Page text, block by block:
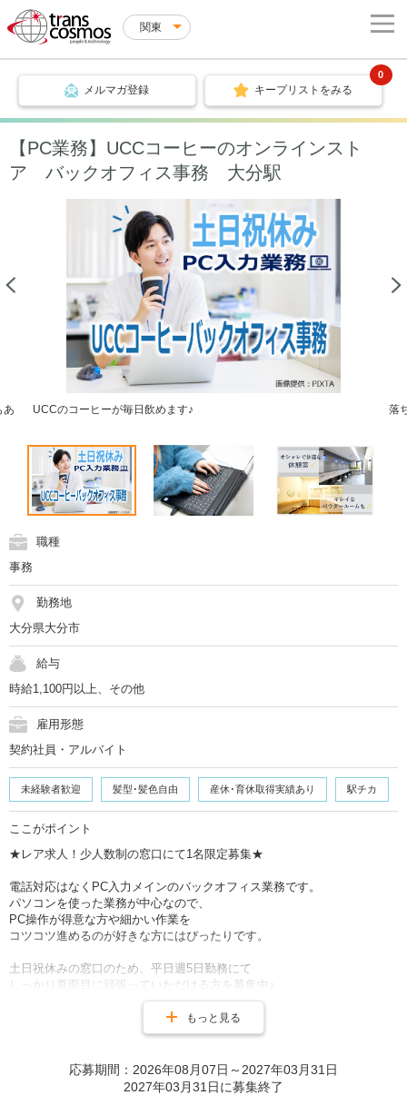
関東
メルマガ登録 キープリストをみる
0
【PC業務】UCCコーヒーのオンラインスト
ア バックオフィス事務 大分駅
Previous
あ UCCのコーヒーが毎日飲めます♪ 落
職種
事務
勤務地
大分県大分市
給与
時給1,100円以上、その他
雇用形態
契約社員・アルバイト
未経験者歓迎 髪型･髪色自由 産休･育休取得実績あり 駅チカ
ここがポイント
★レア求人！少人数制の窓口にて1名限定募集★
電話対応はなくPC入力メインのバックオフィス業務です。
パソコンを使った業務が中心なので、
PC操作が得意な方や細かい作業を
コツコツ進めるのが好きな方にはぴったりです。
土日祝休みの窓口のため、平日週5日勤務にて
しっかり真面目に頑張っていただける方を募集中♪
喫茶店やカフェチェーンと同じコーヒーメーカーがあり
毎日おいしいコーヒーが無料で飲めます！
交通費は上限3万円まで支給され車通勤も可能。
ガソリン代＋駐車場代補助有 ※規定あり
もっと見る
応募期間：2026年08月07日～2027年03月31日
2027年03月31日に募集終了